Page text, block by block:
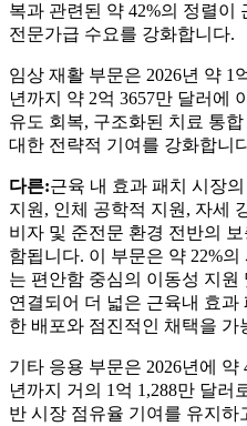
복과 관련된 약 42%의 정렬이
전문가급 수요를 강화합니다.
임상 재활 부문은 2026년 약 1
년까지 약 2억 3657만 달러에
유도 회복, 구조화된 치료 통
대한 전략적 기여를 강화합니
다른:근육 내 효과 패치 시장
지원, 인체 공학적 지원, 자세
비자 및 준전문 환경 전반의
함됩니다. 이 부문은 약 22%
는 편안함 중심의 이동성 지
연결되어 더 넓은 근육내 효
한 배포와 점진적인 채택을 가
기타 응용 부문은 2026년에 약
년까지 거의 1억 1,288만 달러
반 시장 점유율 기여를 유지하